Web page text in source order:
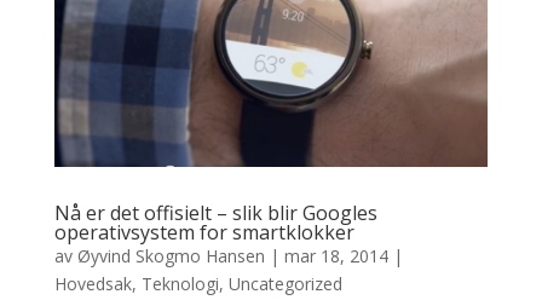
Nå er det offisielt – slik blir Googles
operativsystem for smartklokker
av Øyvind Skogmo Hansen | mar 18, 2014|
Hovedsak, Teknologi, Uncategorized